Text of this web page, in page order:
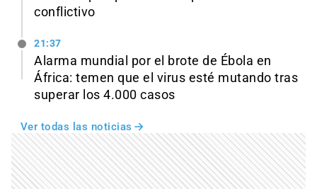
conflictivo
21:37
Alarma mundial por el brote de Ébola en
África: temen que el virus esté mutando tras
superar los 4.000 casos
Ver todas las noticias